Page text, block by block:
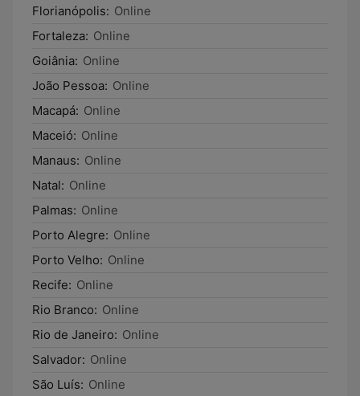
Florianópolis: Online
Fortaleza: Online
Goiânia: Online
João Pessoa: Online
Macapá: Online
Maceió: Online
Manaus: Online
Natal: Online
Palmas: Online
Porto Alegre: Online
Porto Velho: Online
Recife: Online
Rio Branco: Online
Rio de Janeiro: Online
Salvador: Online
São Luís: Online